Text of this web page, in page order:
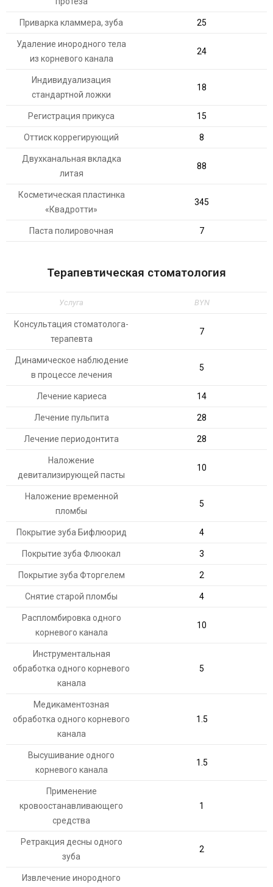
Приварка кламмера, зуба 25
Удаление инородного тела
из корневого канала
24
Индивидуализация
стандартной ложки
18
Регистрация прикуса 15
Оттиск коррегирующий 8
Двухканальная вкладка
литая
88
Косметическая пластинка
«Квадротти»
345
Паста полировочная 7
Терапевтическая стоматология
Услуга BYN
Консультация стоматолога-
терапевта
7
Динамическое наблюдение
в процессе лечения
5
Лечение кариеса 14
Лечение пульпита 28
Лечение периодонтита 28
Наложение
девитализирующей пасты
10
Наложение временной
пломбы
5
Покрытие зуба Бифлюорид 4
Покрытие зуба Флюокал 3
Покрытие зуба Фторгелем 2
Снятие старой пломбы 4
Распломбировка одного
корневого канала
10
Инструментальная
обработка одного корневого
канала
5
Медикаментозная
обработка одного корневого
канала
1.5
Высушивание одного
корневого канала
1.5
Применение
кровоостанавливающего
средства
1
Ретракция десны одного
зуба
2
Извлечение инородного